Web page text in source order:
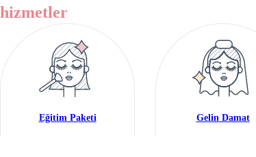
hizmetler
Eğitim Paketi Gelin Damat